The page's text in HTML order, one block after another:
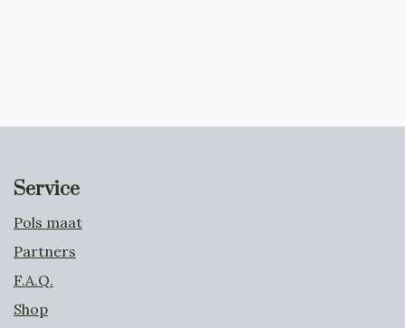
Service
Pols maat
Partners
F.A.Q.
Shop